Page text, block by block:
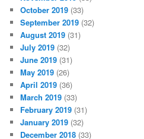
October 2019 (33)
September 2019 (32)
August 2019 (31)
July 2019 (32)
June 2019 (31)
May 2019 (26)
April 2019 (36)
March 2019 (33)
February 2019 (31)
January 2019 (32)
December 2018 (33)